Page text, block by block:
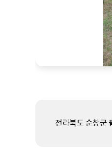
전라북도 순창군